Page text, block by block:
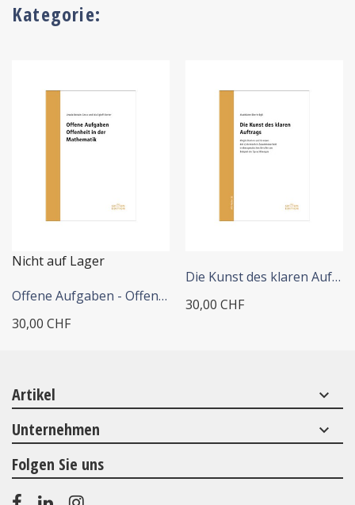
Kategorie:
Nicht auf Lager
Offene Aufgaben - Offenheit...
30,00 CHF
Die Kunst des klaren Auftrags
30,00 CHF
Artikel keyboard_arrow_down
Unternehmen keyboard_arrow_down
Folgen Sie uns